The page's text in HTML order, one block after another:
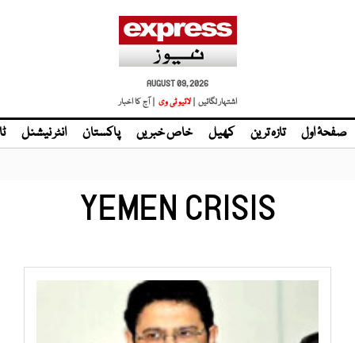
AUGUST 09, 2026
اشتہار لگائیں | لائیو ٹی وی | آج کا اخبار
صفحۂ اول تازہ ترین کھیل خاص خبریں پاکستان انٹر نیشنل
YEMEN CRISIS